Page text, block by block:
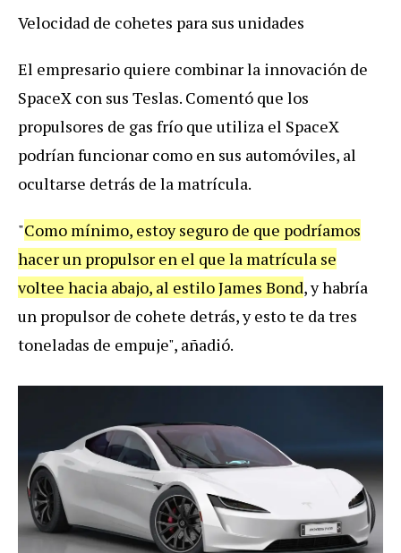
Velocidad de cohetes para sus unidades
El empresario quiere combinar la innovación de
SpaceX con sus Teslas. Comentó que los
propulsores de gas frío que utiliza el SpaceX
podrían funcionar como en sus automóviles, al
ocultarse detrás de la matrícula.
"Como mínimo, estoy seguro de que podríamos
hacer un propulsor en el que la matrícula se
voltee hacia abajo, al estilo James Bond, y habría
un propulsor de cohete detrás, y esto te da tres
toneladas de empuje", añadió.